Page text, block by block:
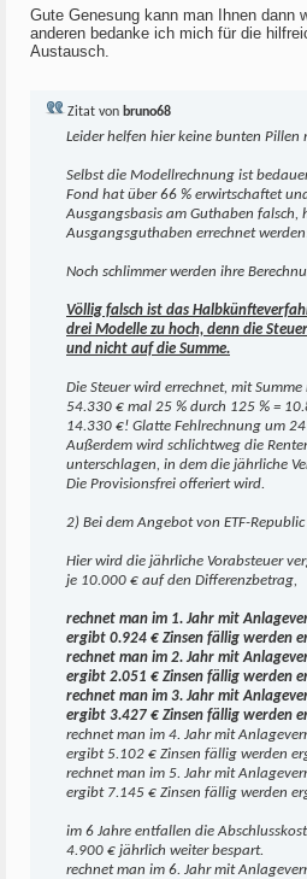
Gute Genesung kann man Ihnen dann
anderen bedanke ich mich für die
Austausch.
Zitat von bruno68
Leider helfen hier keine bunten Pillen
Selbst die Modellrechnung ist
Fond hat über 66 % erwirtschaftet
Ausgangsbasis am Guthaben falsch,
Ausgangsguthaben errechnet
Noch schlimmer werden ihre
Völlig falsch ist das
drei Modelle zu hoch, denn die
und nicht auf die Summe.
Die Steuer wird errechnet, mit
54.330 € mal 25 % durch 125 % =
14.330 €! Glatte Fehlrechnung um 24
Außerdem wird schlichtweg die
unterschlagen, in dem die jährliche
Die Provisionsfrei offeriert wird.
2) Bei dem Angebot von ETF-Republic
Hier wird die jährliche Vorabsteuer
je 10.000 € auf den Differenzbetrag,
rechnet man im 1. Jahr mit
ergibt 0.924 € Zinsen fällig werden
rechnet man im 2. Jahr mit
ergibt 2.051 € Zinsen fällig werden
rechnet man im 3. Jahr mit
ergibt 3.427 € Zinsen fällig werden
rechnet man im 4. Jahr mit
ergibt 5.102 € Zinsen fällig werden
rechnet man im 5. Jahr mit
ergibt 7.145 € Zinsen fällig werden
im 6 Jahre entfallen die
4.900 € jährlich weiter bespart.
rechnet man im 6. Jahr mit